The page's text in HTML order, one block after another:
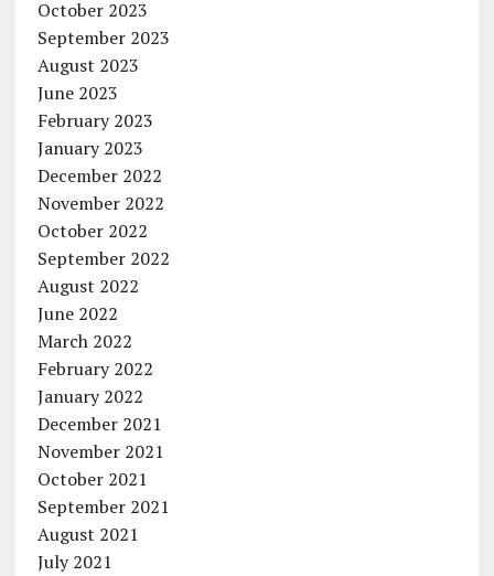
October 2023
September 2023
August 2023
June 2023
February 2023
January 2023
December 2022
November 2022
October 2022
September 2022
August 2022
June 2022
March 2022
February 2022
January 2022
December 2021
November 2021
October 2021
September 2021
August 2021
July 2021